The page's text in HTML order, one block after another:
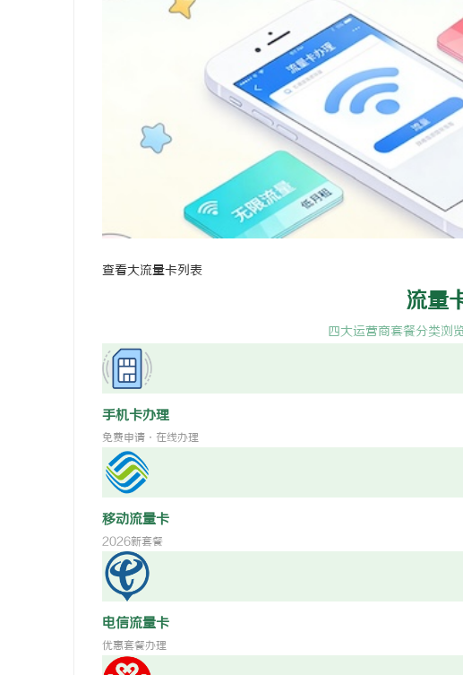
查看大流量卡列表
流量
四大运营商套餐分类浏
手机卡办理
免费申请·在线办理
移动流量卡
2026新套餐
电信流量卡
优惠套餐办理
深入解析达龄Reju28好不好：真实体验与专 天安生物：引领现代